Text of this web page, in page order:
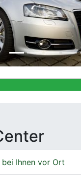
Ihnen vor Ort